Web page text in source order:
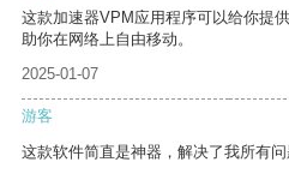
这款加速器VPM应用程序可以给你提
助你在网络上自由移动。
2025-01-07
游客
这款软件简直是神器，解决了我所有问